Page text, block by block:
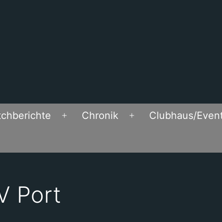
Open
Chronik
Open
Clubhaus/
Port